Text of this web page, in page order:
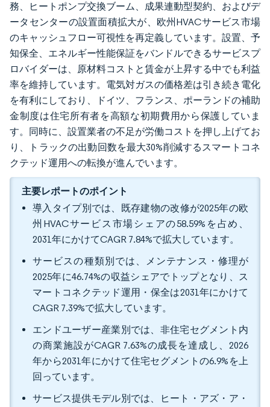
務、ヒートポンプ交換ブーム、成果連動型契約、およびデ
ータセンターの設置面積拡大が、欧州HVACサービス市場
のキャッシュフロー可視性を再定義しています。設置、予
知保全、エネルギー性能保証をバンドルできるサービスプ
ロバイダーは、原材料コストと賃金が上昇する中でも利益
率を維持しています。電気対ガスの価格差は引き続き電化
を有利にしており、ドイツ、フランス、ポーランドの補助
金制度は住宅所有者を高額な初期費用から保護していま
す。同時に、設置業者の不足が労働コストを押し上げてお
り、トラックの出動回数を最大30%削減するスマートコネ
クテッド運用への転換が進んでいます。
主要レポートのポイント
導入タイプ別では、既存建物の改修が2025年の欧
州HVACサービス市場シェアの58.59%を占め、
2031年にかけてCAGR 7.84%で拡大しています。
サービスの種類別では、メンテナンス・修理が
2025年に46.74%の収益シェアでトップとなり、ス
マートコネクテッド運用・保全は2031年にかけて
CAGR 7.39%で拡大しています。
エンドユーザー産業別では、非住宅セグメント内
の商業施設がCAGR 7.63%の成長を達成し、2026
年から2031年にかけて住宅セグメントの6.9%を上
回っています。
サービス提供モデル別では、ヒート・アズ・ア・